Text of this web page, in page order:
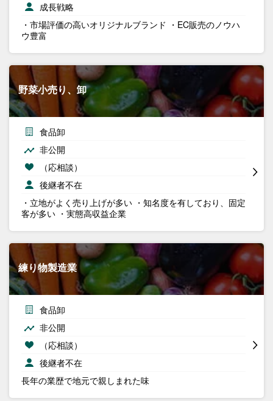
成長戦略
・市場評価の高いオリジナルブランド ・EC販売のノウハ
ウ豊富
野菜小売り、卸
食品卸
非公開
（応相談）
後継者不在
・立地がよく売り上げが多い ・知名度を有しており、固定
客が多い ・実態高収益企業
練り物製造業
食品卸
非公開
（応相談）
後継者不在
長年の業歴で地元で親しまれた味